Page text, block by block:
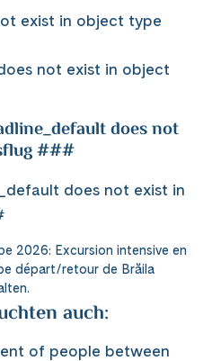
exist in object type
not exist in object
does not
###
does not exist in
2026: Excursion intensive en
départ/retour de Brăila
auch:
of people between